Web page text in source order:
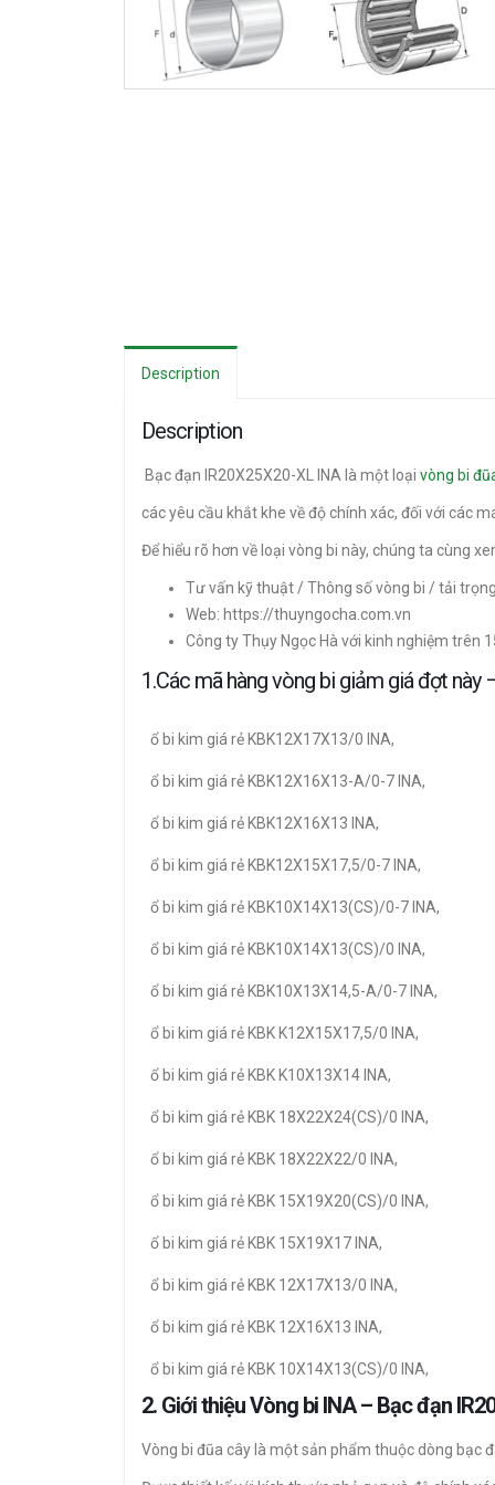
Description
Description
Bạc đạn IR20X25X20-XL INA là một loại vòng bi
các yêu cầu khắt khe về độ chính xác, đối với các
Để hiểu rõ hơn về loại vòng bi này, chúng ta cùng
Tư vấn kỹ thuật / Thông số vòng bi / tải
Web: https://thuyngocha.com.vn
Công ty Thụy Ngọc Hà với kinh nghiệm trên
1.Các mã hàng vòng bi giảm giá đợt
ổ bi kim giá rẻ KBK12X17X13/0 INA,
ổ bi kim giá rẻ KBK12X16X13-A/0-7 INA,
ổ bi kim giá rẻ KBK12X16X13 INA,
ổ bi kim giá rẻ KBK12X15X17,5/0-7 INA,
ổ bi kim giá rẻ KBK10X14X13(CS)/0-7 INA,
ổ bi kim giá rẻ KBK10X14X13(CS)/0 INA,
ổ bi kim giá rẻ KBK10X13X14,5-A/0-7 INA,
ổ bi kim giá rẻ KBK K12X15X17,5/0 INA,
ổ bi kim giá rẻ KBK K10X13X14 INA,
ổ bi kim giá rẻ KBK 18X22X24(CS)/0 INA,
ổ bi kim giá rẻ KBK 18X22X22/0 INA,
ổ bi kim giá rẻ KBK 15X19X20(CS)/0 INA,
ổ bi kim giá rẻ KBK 15X19X17 INA,
ổ bi kim giá rẻ KBK 12X17X13/0 INA,
ổ bi kim giá rẻ KBK 12X16X13 INA,
ổ bi kim giá rẻ KBK 10X14X13(CS)/0 INA,
2. Giới thiệu Vòng bi INA – Bạc đạn
Vòng bi đũa cây là một sản phẩm thuộc dòng bạc